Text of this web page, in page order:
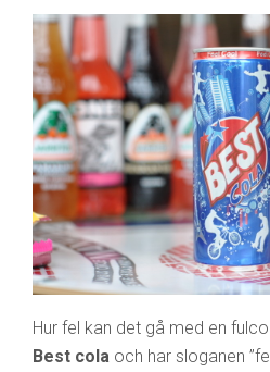
Hur fel kan det gå med en
Best cola och har sloganen